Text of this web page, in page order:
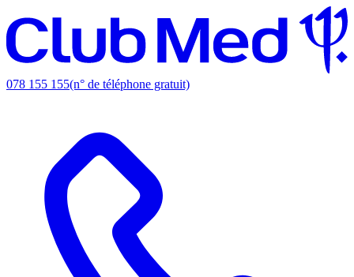
078 155 155(n° de téléphone gratuit)